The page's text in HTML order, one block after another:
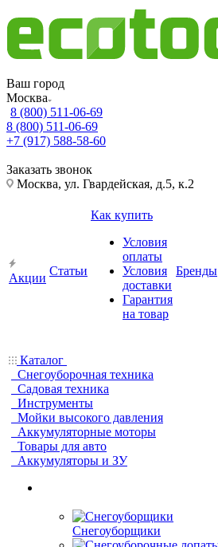
Ваш город
Москва
8 (800) 511-06-69
8 (800) 511-06-69
+7 (917) 588-58-60
Заказать звонок
Москва, ул. Гвардейская, д.5, к.2
Акции
Статьи
Как купить
Условия
оплаты
Условия
доставки
Гарантия
на товар
Бренды
Каталог
Снегоуборочная техника
Садовая техника
Инструменты
Мойки высокого давления
Аккумуляторные моторы
Товары для авто
Аккумуляторы и ЗУ
Снегоуборщики